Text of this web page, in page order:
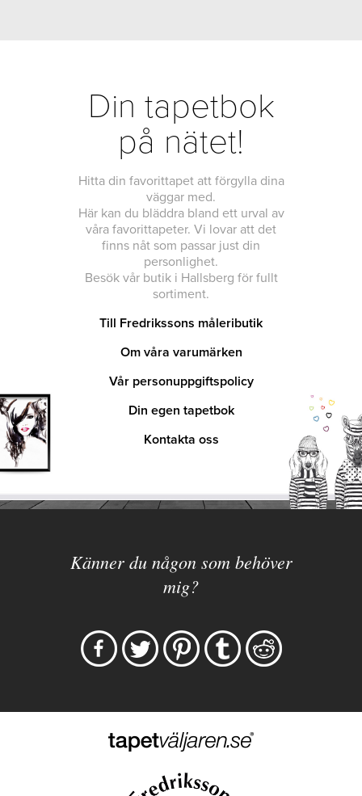
Din tapetbok
på nätet!
Hitta din favorittapet att förgylla dina
väggar med.
Här kan du bläddra bland ett urval av
våra favorittapeter. Vi lovar att det
finns nåt som passar just din
personlighet.
Besök vår butik i Hallsberg för fullt
sortiment.
Till Fredrikssons måleributik
Om våra varumärken
Vår personuppgiftspolicy
Din egen tapetbok
Kontakta oss
Känner du någon som behöver
mig?